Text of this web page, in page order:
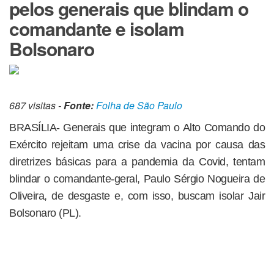
pelos generais que blindam o
comandante e isolam
Bolsonaro
687 visitas -Fonte:Folha de São Paulo
BRASÍLIA- Generais que integram o Alto Comando do
Exército rejeitam uma crise da vacina por causa das
diretrizes básicas para a pandemia da Covid, tentam
blindar o comandante-geral, Paulo Sérgio Nogueira de
Oliveira, de desgaste e, com isso, buscam isolar Jair
Bolsonaro (PL).